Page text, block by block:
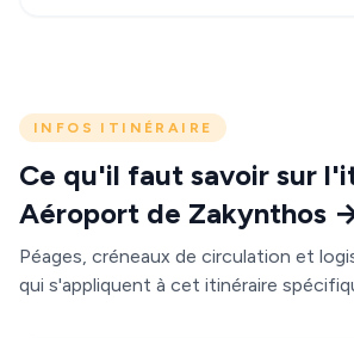
INFOS ITINÉRAIRE
Ce qu'il faut savoir sur
Aéroport de Zakynthos
Péages, créneaux de circulation et
qui s'appliquent à cet itinéraire